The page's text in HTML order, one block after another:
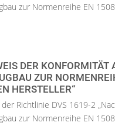
zur Normenreihe EN
DER KONFORMITÄT
ZUR
HERSTELLER“
Richtlinie DVS 1619-2
zur Normenreihe EN